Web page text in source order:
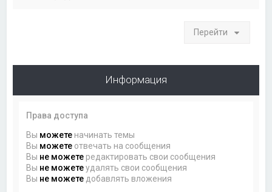
Перейти
Информация
Права доступа
Вы можете начинать темы
Вы можете отвечать на сообщения
Вы не можете редактировать свои сообщения
Вы не можетеудалять свои сообщения
Вы не можете добавлять вложения